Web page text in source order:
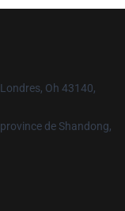
Oh 43140,
de Shandong,